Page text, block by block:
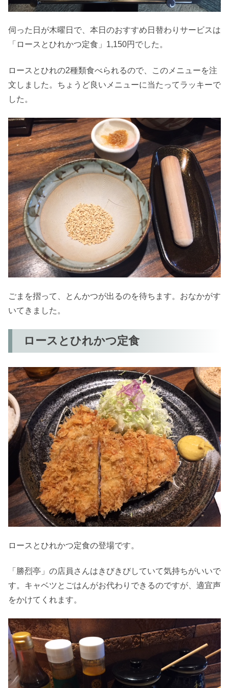
伺った日が木曜日で、本日のおすすめ日替わりサービスは
「ロースとひれかつ定食」1,150円でした。
ロースとひれの2種類食べられるので、このメニューを注
文しました。ちょうど良いメニューに当たってラッキーで
した。
ごまを摺って、とんかつが出るのを待ちます。おなかがす
いてきました。
ロースとひれかつ定食
ロースとひれかつ定食の登場です。
「勝烈亭」の店員さんはきびきびしていて気持ちがいいで
す。キャベツとごはんがお代わりできるのですが、適宜声
をかけてくれます。